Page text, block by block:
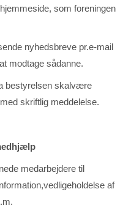
som forenin­gen
nyhedsbreve pr.e-mail
modtage så­danne.
bestyrelsen skalvære
skriftlig medde­lelse.
medarbejdere til
af